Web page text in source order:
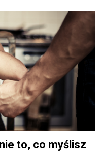
to, co myślisz